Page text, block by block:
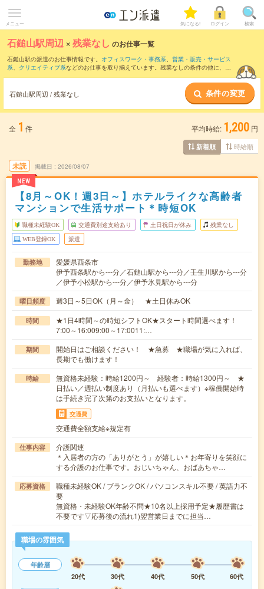
メニュー 気になる! ログイン 検索
石鎚山駅周辺 ×残業なし のお仕事一覧
石鎚山駅の派遣のお仕事情報です。 オフィスワーク・事務系、 営業・販売・サービス
系、 クリエイティブ系などのお仕事を取り揃えています。残業なしの条件の他に、 交
石鎚山駅周辺 / 残業なし 条件の変更
全 1 件 平均時給: 1,200 円
新着順 時給順
未読
NEW
掲載日 2026/08/07
【8月～OK！週3日～】ホテルライクな高齢者
マンションで生活サポート＊時短OK
職種未経験OK 交通費別途支給あり 土日祝日が休み 残業なし
WEB登録OK 派遣
勤務地
愛媛県西条市
伊予西条駅から---分／石鎚山駅から---分／壬生川駅から---分
／伊予小松駅から---分／伊予氷見駅から---分
曜日頻度 週3日～5日OK（月～金） ★土日休みOK
時間
★1日4時間～の時短シフトOK★スタート時間選べます！
7:00～16:009:00～17:0011:…
期間
開始日はご相談ください！ ★急募 ★職場が気に入れば、
長期でも働けます！
時給
無資格未経験：時給1200円～ 経験者：時給1300円～ ★
日払い／週払い制度あり（月払いも選べます）※稼働開始時
は手続き完了次第のお支払いとなります。
交通費
交通費全額支給※規定有
仕事内容
介護関連
＊入居者の方の「ありがとう」が嬉しい＊お年寄りを笑顔に
する介護のお仕事です。おじいちゃん、おばあちゃ…
応募資格
職種未経験OK / ブランクOK / パソコンスキル不要 / 英語力不
要
無資格・未経験OK年齢不問★10名以上採用予定★履歴書は
不要です▽応募後の流れ1)翌営業日までに担当…
職場の雰囲気
年齢層
20代
30代 40代 50代
60代